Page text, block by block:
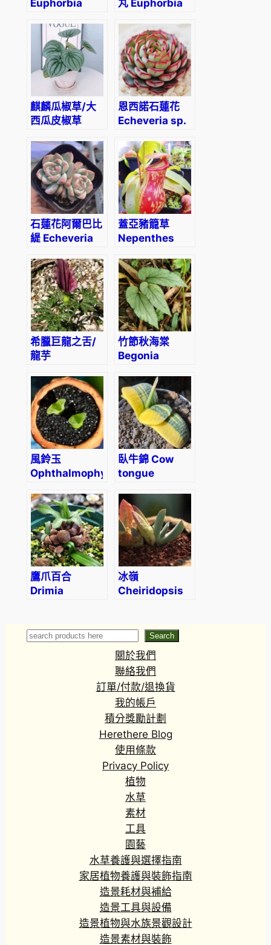
Euphorbia
丸 Euphorbia
麒麟瓜椒草/大
西瓜皮椒草
‘Silver
Watermelon’
恩西諾石蓮花
Echeveria sp.
石蓮花阿爾巴比
緹 Echeveria
蓋亞豬籠草
Nepenthes
希臘巨龍之舌/
龍芋
vulgaris
竹節秋海棠
Begonia
風鈴玉
Ophthalmophyllum
(Conophytum
devium)
臥牛錦 Cow
tongue
armstrongii
f.variegata)
鷹爪百合
Drimia
冰嶺
Cheiridopsis
Search Search
關於我們
聯絡我們
訂單/付款/退換貨
我的帳戶
積分獎勵計劃
Herethere Blog
使用條款
Privacy Policy
植物
水草
素材
工具
園藝
水草養護與選擇指南
家居植物養護與裝飾指南
造景耗材與補給
造景工具與設備
造景植物與水族景觀設計
造景素材與裝飾